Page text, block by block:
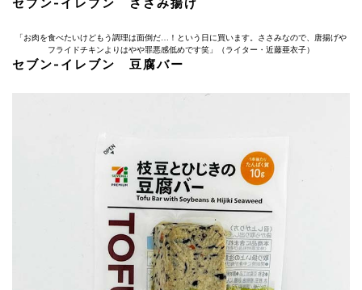
「お肉を食べたいけどもう調理は面倒だ…！という日に買います。ささみなので、唐揚げや
フライドチキンよりはやや罪悪感低めです笑」（ライター・近藤亜衣子）
セブン-イレブン 豆腐バー